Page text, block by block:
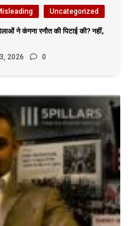
Uncategorized
ने कंगना रनौत की पिटाई की? नहीं,
2026 0